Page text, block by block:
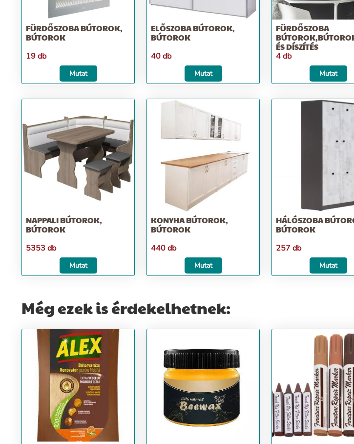
FÜRDŐSZOBA BÚTOROK,
BÚTOROK
19 db
Mutat
ELŐSZOBA BÚTOROK,
BÚTOROK
40 db
Mutat
FÜRDŐSZOBA
ÉS DÍSZÍTÉS
4 db
Mutat
NAPPALI BÚTOROK,
BÚTOROK
5353 db
Mutat
KONYHA BÚTOROK,
BÚTOROK
440 db
Mutat
HÁLÓSZOBA
BÚTOROK
257 db
Mutat
Még ezek is érdekelhetnek: